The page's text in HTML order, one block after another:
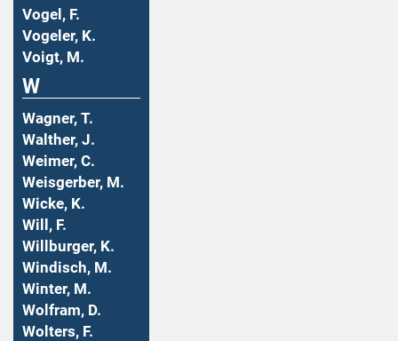
Vogel, F.
Vogeler, K.
Voigt, M.
W
Wagner, T.
Walther, J.
Weimer, C.
Weisgerber, M.
Wicke, K.
Will, F.
Willburger, K.
Windisch, M.
Winter, M.
Wolfram, D.
Wolters, F.